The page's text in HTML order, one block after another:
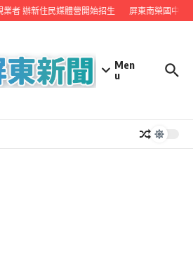
者 辦新住民媒體營開始招生 屏東南榮國中赴
Men
u